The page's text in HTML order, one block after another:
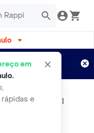
em
.
e
Aplicam T&C